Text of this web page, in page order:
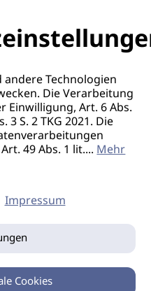
Technologien
Die Verarbeitung
Art. 6 Abs.
3 S. 2 TKG 2021. Die
49 Abs. 1 lit....Mehr
Impressum
Cookies